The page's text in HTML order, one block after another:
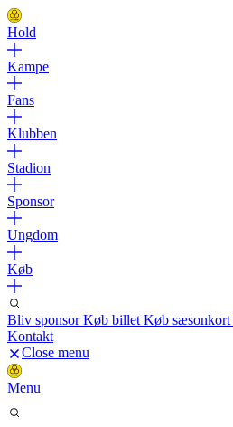
Hold
Kampe
Fans
Klubben
Stadion
Sponsor
Ungdom
Køb
Bliv sponsorKøb billet Køb sæsonkort
Kontakt
Close menu
Menu